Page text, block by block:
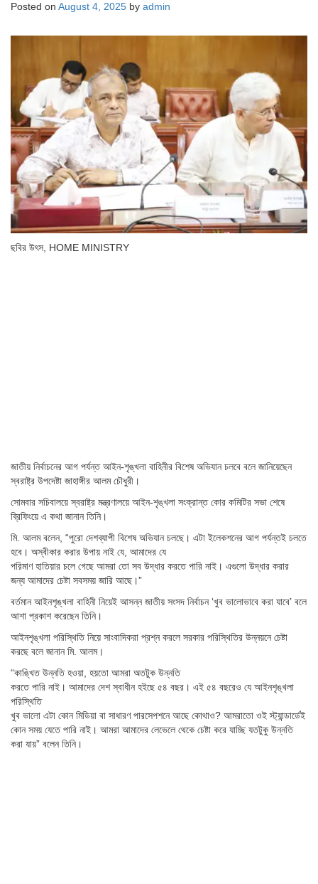
Posted on August 4, 2025 by admin
ছবির উৎস, HOME MINISTRY
জাতীয় নির্বাচনের আগ পর্যন্ত আইন-শৃঙ্খলা বাহিনীর বিশেষ অভিযান চলবে বলে জানিয়েছেন
স্বরাষ্ট্র উপদেষ্টা জাহাঙ্গীর আলম চৌধুরী।
সোমবার সচিবালয়ে স্বরাষ্ট্র মন্ত্রণালয়ে আইন-শৃঙ্খলা সংক্রান্ত কোর কমিটির সভা শেষে
ব্রিফিংয়ে এ কথা জানান তিনি।
মি. আলম বলেন, “পুরো দেশব্যাপী বিশেষ অভিযান চলছে। এটা ইলেকশনের আগ পর্যন্তই চলতে
হবে। অস্বীকার করার উপায় নাই যে, আমাদের যে
পরিমাণ হাতিয়ার চলে গেছে আমরা তো সব উদ্ধার করতে পারি নাই। এগুলো উদ্ধার করার
জন্য আমাদের চেষ্টা সবসময় জারি আছে।”
বর্তমান আইনশৃঙ্খলা বাহিনী নিয়েই আসন্ন জাতীয় সংসদ নির্বাচন ‘খুব ভালোভাবে করা যাবে’ বলে
আশা প্রকাশ করেছেন তিনি।
আইনশৃঙ্খলা পরিস্থিতি নিয়ে সাংবাদিকরা প্রশ্ন করলে সরকার পরিস্থিতির উন্নয়নে চেষ্টা
করছে বলে জানান মি. আলম।
“কাঙ্খিত উন্নতি হওয়া, হয়তো আমরা অতটুক উন্নতি
করতে পারি নাই। আমাদের দেশ স্বাধীন হইছে ৫৪ বছর। এই ৫৪ বছরেও যে আইনশৃঙ্খলা
পরিস্থিতি
খুব ভালো এটা কোন মিডিয়া বা সাধারণ পারসেপশনে আছে কোথাও? আমরাতো ওই স্ট্যান্ডার্ডেই
কোন সময় যেতে পারি নাই। আমরা আমাদের লেভেলে থেকে চেষ্টা করে যাচ্ছি যতটুকু উন্নতি
করা যায়” বলেন তিনি।